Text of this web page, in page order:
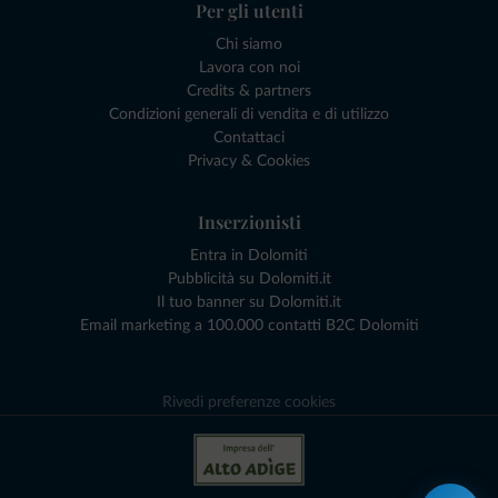
Per gli utenti
Chi siamo
Lavora con noi
Credits & partners
Condizioni generali di vendita e di utilizzo
Contattaci
Privacy & Cookies
Inserzionisti
Entra in Dolomiti
Pubblicità su Dolomiti.it
Il tuo banner su Dolomiti.it
Email marketing a 100.000 contatti B2C Dolomiti
Rivedi preferenze cookies